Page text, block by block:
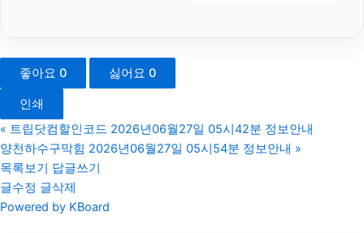
서초음주운전변호사
좋아요 0 싫어요 0
인쇄
« 트립닷컴할인코드 2026년06월27일 05시42분 정보안내
양천하수구막힘 2026년06월27일 05시54분 정보안내 »
목록보기 답글쓰기
글수정 글삭제
Powered by KBoard